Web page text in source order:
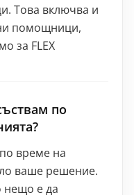
Това включва и
помощници,
за FLEX
по
време на
ваше решение.
нещо е да